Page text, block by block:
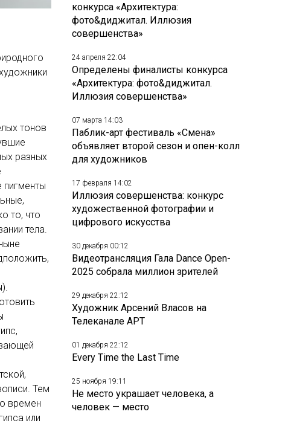
тонов
разных
то, что
тела.
Тем
времен
или
конкурса «Архитектура:
фото&диджитал. Иллюзия
совершенства»
24 апреля 22:04
Определены финалисты конкурса
«Архитектура: фото&диджитал.
Иллюзия совершенства»
07 марта 14:03
Паблик-арт фестиваль «Смена»
объявляет второй сезон и опен-колл
для художников
17 февраля 14:02
Иллюзия совершенства: конкурс
художественной фотографии и
цифрового искусства
30 декабря 00:12
Видеотрансляция Гала Dance Open-
2025 собрала миллион зрителей
29 декабря 22:12
Художник Арсений Власов на
Телеканале АРТ
01 декабря 22:12
Every Time the Last Time
25 ноября 19:11
Не место украшает человека, а
человек — место